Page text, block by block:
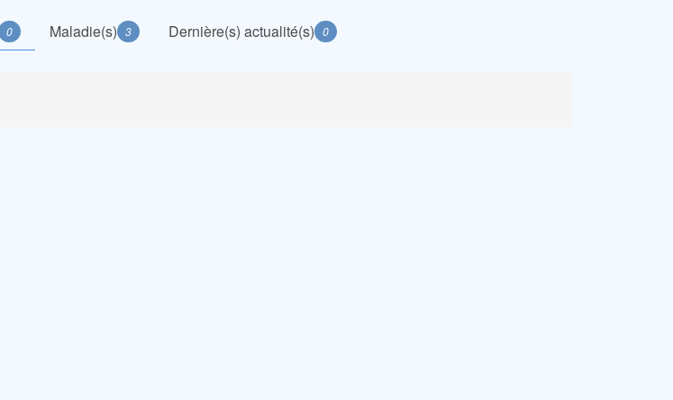
0 Maladie(s) 3 Dernière(s) actualité(s) 0